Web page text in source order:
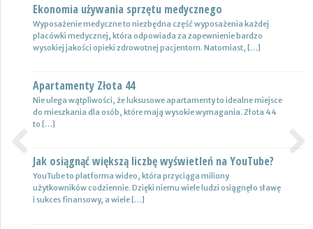
Ekonomia używania sprzętu medycznego
Wyposażenie medyczne to niezbędna część wyposażenia każdej
placówki medycznej, która odpowiada za zapewnienie bardzo
wysokiej jakości opieki zdrowotnej pacjentom. Natomiast, […]
Apartamenty Złota 44
Nie ulega wątpliwości, że luksusowe apartamenty to idealne miejsce
do mieszkania dla osób, które mają wysokie wymagania. Złota 44
to […]
Jak osiągnąć większą liczbę wyświetleń na YouTube?
YouTube to platforma wideo, która przyciąga miliony
użytkowników codziennie. Dzięki niemu wiele ludzi osiągnęło sławę
i sukces finansowy, a wiele […]
Nowoczesne lampy
Nie ulega wątpliwości, że do pojazdów powinno być dobrane
oświetlenie wysokiej jakości, które zapewni wysoki poziom
bezpieczeństwa oraz podniesie komfort […]
Wynajem samochodów i naczep – usługi
Z całą pewnością firmy transportowe spedycyjne czy także
logistyczne potrzebują przede wszystkim nowoczesnej floty aut,
które są gotowe do pracy. […]
Certyfikat uprawnień w branży budowlanej
Uprawnienia w biznesie budowlanej dotyczą różnych specjalności.
Jest to specjalność architektoniczna, niemniej jednak również
konstrukcyjno-budowlana, inżynieryjna oraz instalacyjna. Warto
Previous